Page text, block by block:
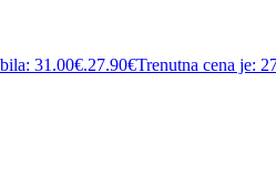
31.00€.27.90€Trenutna cena je: